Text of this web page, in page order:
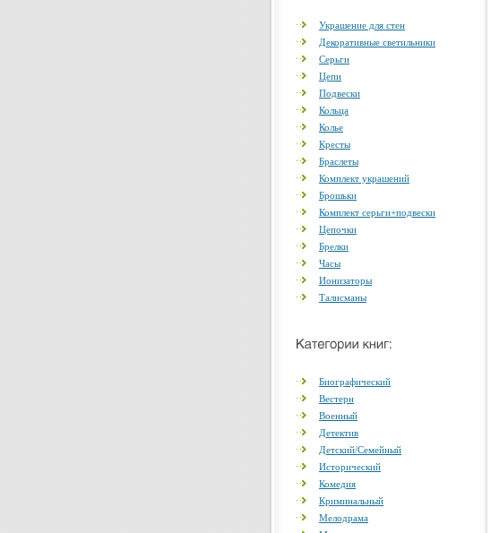
Украшение для стен
Декоративные светильники
Серьги
Цепи
Подвески
Кольца
Колье
Кресты
Браслеты
Комплект украшений
Брошьки
Комплект серьги+подвески
Цепочки
Брелки
Часы
Ионизаторы
Талисманы
Биографический
Вестерн
Военный
Детектив
Детский/Семейный
Исторический
Комедия
Криминальный
Мелодрама